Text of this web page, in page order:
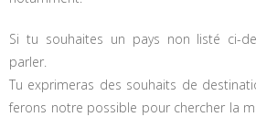
Si tu souhaites un pays non listé ci-
parler.
Tu exprimeras des souhaits de
ferons notre possible pour chercher la